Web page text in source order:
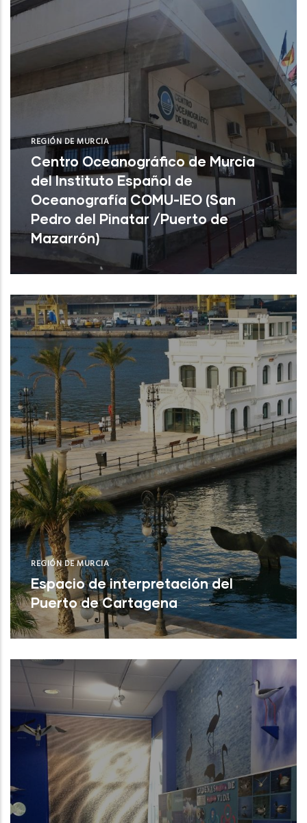
REGIÓN DE MURCIA
Centro Oceanográfico de Murcia
del Instituto Español de
Oceanografía COMU-IEO (San
Pedro del Pinatar /Puerto de
Mazarrón)
Centro Oceanográfico de Murcia del
Instituto Español de Oceanografía COMU-
IEO (San Pedro del Pinatar /Puerto de
Mazar
REGIÓN DE MURCIA
Espacio de interpretación del
Puerto de Cartagena
Cartagena (Región de Murcia)